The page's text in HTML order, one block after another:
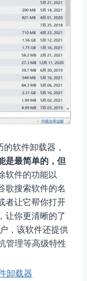
软件卸载器，
是最简单的，但
软件的功能以
歌搜索软件的名
者让它帮你打开
让你更清晰的了
，该软件还提供
管理等高级特性
卸载器